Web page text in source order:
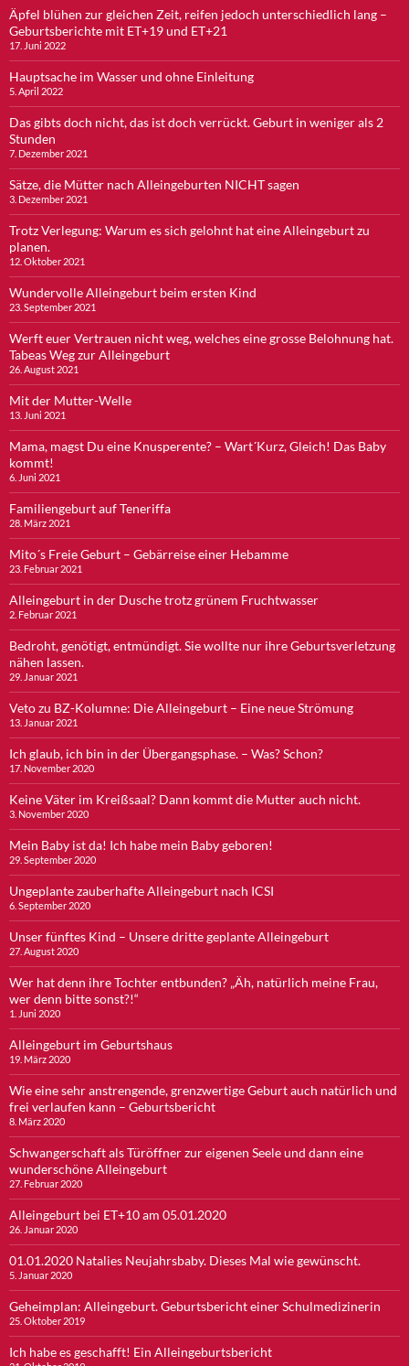
Äpfel blühen zur gleichen Zeit, reifen jedoch unterschiedlich lang –
Geburtsberichte mit ET+19 und ET+21
17. Juni 2022
Hauptsache im Wasser und ohne Einleitung
5. April 2022
Das gibts doch nicht, das ist doch verrückt. Geburt in weniger als 2
Stunden
7. Dezember 2021
Sätze, die Mütter nach Alleingeburten NICHT sagen
3. Dezember 2021
Trotz Verlegung: Warum es sich gelohnt hat eine Alleingeburt zu
planen.
12. Oktober 2021
Wundervolle Alleingeburt beim ersten Kind
23. September 2021
Werft euer Vertrauen nicht weg, welches eine grosse Belohnung hat.
Tabeas Weg zur Alleingeburt
26. August 2021
Mit der Mutter-Welle
13. Juni 2021
Mama, magst Du eine Knusperente? – Wart´Kurz, Gleich! Das Baby
kommt!
6. Juni 2021
Familiengeburt auf Teneriffa
28. März 2021
Mito´s Freie Geburt – Gebärreise einer Hebamme
23. Februar 2021
Alleingeburt in der Dusche trotz grünem Fruchtwasser
2. Februar 2021
Bedroht, genötigt, entmündigt. Sie wollte nur ihre Geburtsverletzung
nähen lassen.
29. Januar 2021
Veto zu BZ-Kolumne: Die Alleingeburt – Eine neue Strömung
13. Januar 2021
Ich glaub, ich bin in der Übergangsphase. – Was? Schon?
17. November 2020
Keine Väter im Kreißsaal? Dann kommt die Mutter auch nicht.
3. November 2020
Mein Baby ist da! Ich habe mein Baby geboren!
29. September 2020
Ungeplante zauberhafte Alleingeburt nach ICSI
6. September 2020
Unser fünftes Kind – Unsere dritte geplante Alleingeburt
27. August 2020
Wer hat denn ihre Tochter entbunden? „Äh, natürlich meine Frau,
wer denn bitte sonst?!“
1. Juni 2020
Alleingeburt im Geburtshaus
19. März 2020
Wie eine sehr anstrengende, grenzwertige Geburt auch natürlich und
frei verlaufen kann – Geburtsbericht
8. März 2020
Schwangerschaft als Türöffner zur eigenen Seele und dann eine
wunderschöne Alleingeburt
27. Februar 2020
Alleingeburt bei ET+10 am 05.01.2020
26. Januar 2020
01.01.2020 Natalies Neujahrsbaby. Dieses Mal wie gewünscht.
5. Januar 2020
Geheimplan: Alleingeburt. Geburtsbericht einer Schulmedizinerin
25. Oktober 2019
Ich habe es geschafft! Ein Alleingeburtsbericht